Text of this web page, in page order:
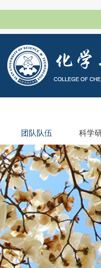
团队队伍 科学